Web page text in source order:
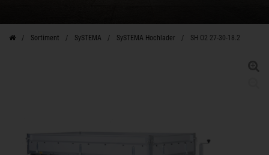
Sortiment SySTEMA SySTEMA Hochlader SH O2 27-30-18.2